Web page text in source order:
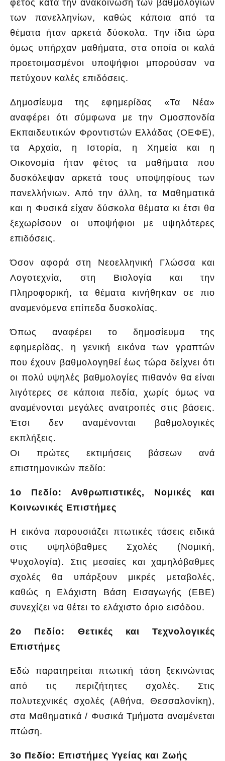
φέτος κατά την ανακοίνωση των βαθμολογιών
των πανελληνίων, καθώς κάποια από τα
θέματα ήταν αρκετά δύσκολα. Την ίδια ώρα
όμως υπήρχαν μαθήματα, στα οποία οι καλά
προετοιμασμένοι υποψήφιοι μπορούσαν να
πετύχουν καλές επιδόσεις.
Δημοσίευμα της εφημερίδας «Τα Νέα»
αναφέρει ότι σύμφωνα με την Ομοσπονδία
Εκπαιδευτικών Φροντιστών Ελλάδας (ΟΕΦΕ),
τα Αρχαία, η Ιστορία, η Χημεία και η
Οικονομία ήταν φέτος τα μαθήματα που
δυσκόλεψαν αρκετά τους υποψηφίους των
πανελλήνιων. Από την άλλη, τα Μαθηματικά
και η Φυσικά είχαν δύσκολα θέματα κι έτσι θα
ξεχωρίσουν οι υποψήφιοι με υψηλότερες
επιδόσεις.
Όσον αφορά στη Νεοελληνική Γλώσσα και
Λογοτεχνία, στη Βιολογία και την
Πληροφορική, τα θέματα κινήθηκαν σε πιο
αναμενόμενα επίπεδα δυσκολίας.
Όπως αναφέρει το δημοσίευμα της
εφημερίδας, η γενική εικόνα των γραπτών
που έχουν βαθμολογηθεί έως τώρα δείχνει ότι
οι πολύ υψηλές βαθμολογίες πιθανόν θα είναι
λιγότερες σε κάποια πεδία, χωρίς όμως να
αναμένονται μεγάλες ανατροπές στις βάσεις.
Έτσι δεν αναμένονται βαθμολογικές
εκπλήξεις.
Οι πρώτες εκτιμήσεις βάσεων ανά
επιστημονικών πεδίο:
1ο Πεδίο: Ανθρωπιστικές, Νομικές και
Κοινωνικές Επιστήμες
Η εικόνα παρουσιάζει πτωτικές τάσεις ειδικά
στις υψηλόβαθμες Σχολές (Νομική,
Ψυχολογία). Στις μεσαίες και χαμηλόβαθμες
σχολές θα υπάρξουν μικρές μεταβολές,
καθώς η Ελάχιστη Βάση Εισαγωγής (ΕΒΕ)
συνεχίζει να θέτει το ελάχιστο όριο εισόδου.
2ο Πεδίο: Θετικές και Τεχνολογικές
Επιστήμες
Εδώ παρατηρείται πτωτική τάση ξεκινώντας
από τις περιζήτητες σχολές. Στις
πολυτεχνικές σχολές (Αθήνα, Θεσσαλονίκη),
στα Μαθηματικά / Φυσικά Τμήματα αναμένεται
πτώση.
3ο Πεδίο: Επιστήμες Υγείας και Ζωής